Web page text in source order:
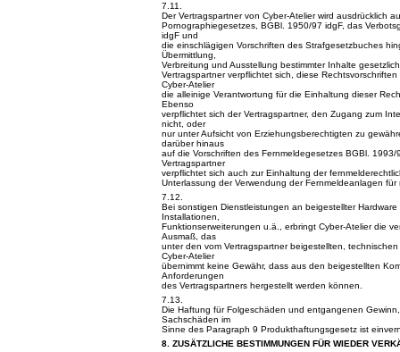
7.11.
Der Vertragspartner von Cyber-Atelier wird ausdrücklich
Pornographiegesetzes, BGBl. 1950/97 idgF, das
idgF und
die einschlägigen Vorschriften des Strafgesetzbuches
Übermittlung,
Verbreitung und Ausstellung bestimmter Inhalte
Vertragspartner verpflichtet sich, diese
Cyber-Atelier
die alleinige Verantwortung für die Einhaltung dieser
Ebenso
verpflichtet sich der Vertragspartner, den Zugang zum
nicht, oder
nur unter Aufsicht von Erziehungsberechtigten zu
darüber hinaus
auf die Vorschriften des Fernmeldegesetzes BGBl.
Vertragspartner
verpflichtet sich auch zur Einhaltung der
Unterlassung der Verwendung der Fernmeldeanlagen
7.12.
Bei sonstigen Dienstleistungen an beigestellter
Installationen,
Funktionserweiterungen u.ä., erbringt Cyber-Atelier die
Ausmaß, das
unter den vom Vertragspartner beigestellten,
Cyber-Atelier
übernimmt keine Gewähr, dass aus den beigestellten
Anforderungen
des Vertragspartners hergestellt werden können.
7.13.
Die Haftung für Folgeschäden und entgangenen
Sachschäden im
Sinne des Paragraph 9 Produkthaftungsgesetz ist
8. ZUSÄTZLICHE BESTIMMUNGEN FÜR WIEDER